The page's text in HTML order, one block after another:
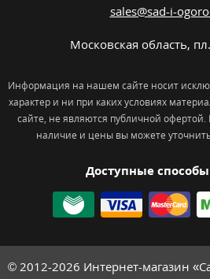
Доступные
sales@sad-i-
Московская область,
Информация на нашем сайте носит
характер и ни при каких условиях
сайте, не являются публичной
наличие и цены вы можете
© 2012-2026 Интернет-магазин